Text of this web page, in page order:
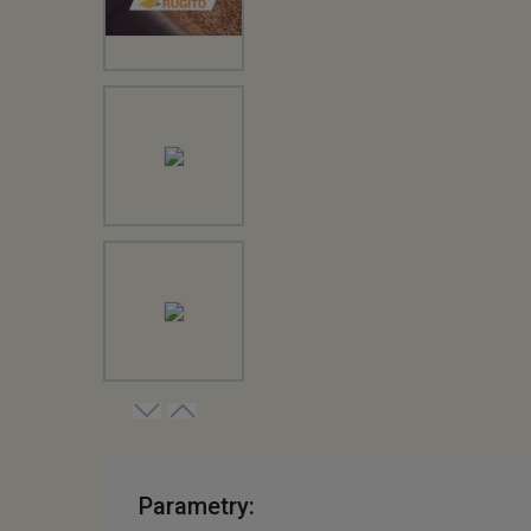
Parametry: